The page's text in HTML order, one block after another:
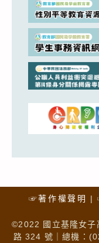
☞著作權聲明
©2022 國立基隆女子
路 324 號｜總機：